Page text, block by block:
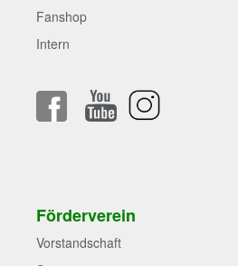
Fanshop
Intern
Förderverein
Vorstandschaft